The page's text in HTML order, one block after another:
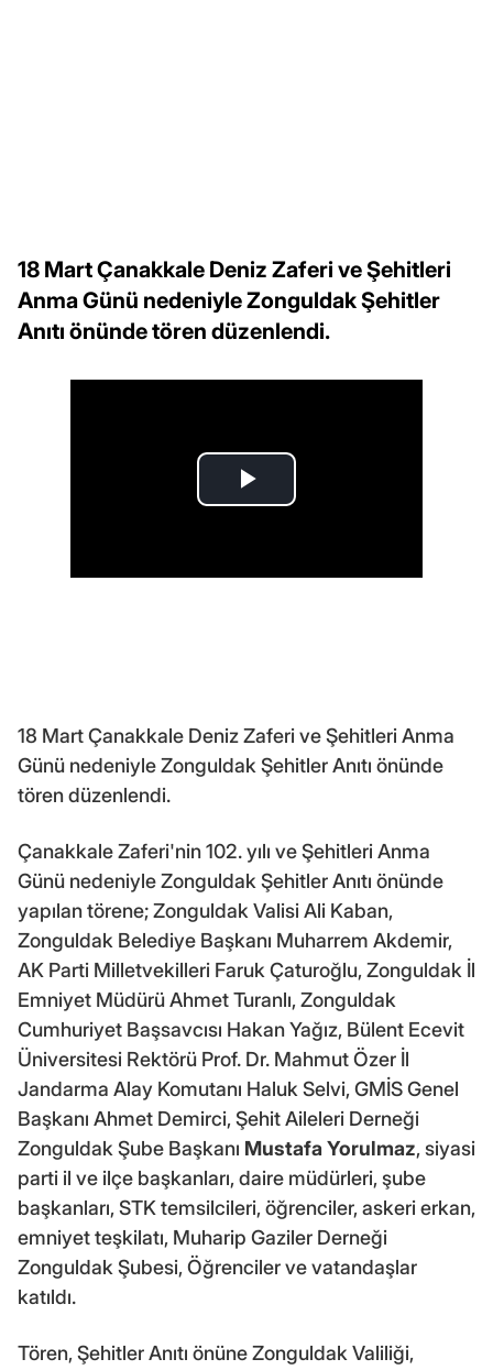
18 Mart Çanakkale Deniz Zaferi ve Şehitleri
Anma Günü nedeniyle Zonguldak Şehitler
Anıtı önünde tören düzenlendi.
18 Mart Çanakkale Deniz Zaferi ve Şehitleri Anma
Günü nedeniyle Zonguldak Şehitler Anıtı önünde
tören düzenlendi.
Çanakkale Zaferi'nin 102. yılı ve Şehitleri Anma
Günü nedeniyle Zonguldak Şehitler Anıtı önünde
yapılan törene; Zonguldak Valisi Ali Kaban,
Zonguldak Belediye Başkanı Muharrem Akdemir,
AK Parti Milletvekilleri Faruk Çaturoğlu, Zonguldak İl
Emniyet Müdürü Ahmet Turanlı, Zonguldak
Cumhuriyet Başsavcısı Hakan Yağız, Bülent Ecevit
Üniversitesi Rektörü Prof. Dr. Mahmut Özer İl
Jandarma Alay Komutanı Haluk Selvi, GMİS Genel
Başkanı Ahmet Demirci, Şehit Aileleri Derneği
Zonguldak Şube Başkanı Mustafa Yorulmaz, siyasi
parti il ve ilçe başkanları, daire müdürleri, şube
başkanları, STK temsilcileri, öğrenciler, askeri erkan,
emniyet teşkilatı, Muharip Gaziler Derneği
Zonguldak Şubesi, Öğrenciler ve vatandaşlar
katıldı.
Tören, Şehitler Anıtı önüne Zonguldak Valiliği,